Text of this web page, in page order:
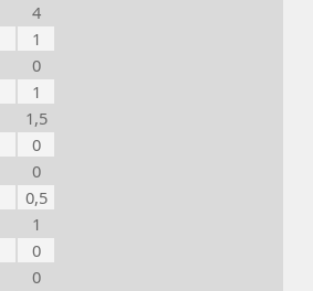
4
1
0
1
1,5
0
0
0,5
1
0
0